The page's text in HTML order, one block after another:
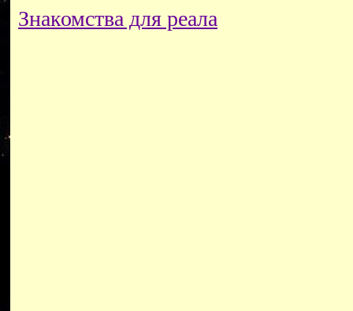
Знакомства для реала